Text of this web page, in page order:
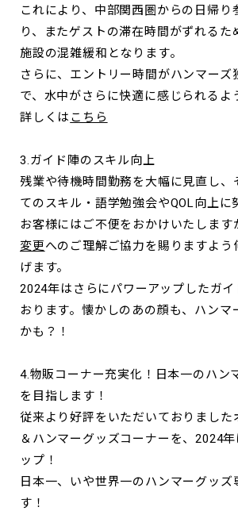
これにより、中部関西圏からの日帰り
り、またゲストの滞在時間がずれるた
施設の混雑緩和となります。
さらに、エントリー時間がハンマーズ
で、水中がさらに快適に感じられるよ
詳しくは こちら
3.ガイド陣のスキル向上
残業や待機時間勤務を大幅に見直し、
てのスキル・語学勉強会やQOL向上に
お客様にはご不便をおかけいたします
変更へのご理解ご協力を賜りますよう
げます。
2024年はさらにパワーアップしたガ
おります。懐かしのあの顔も、ハンマ
かも？！
4.物販コーナー充実化！日本一のハン
を目指します！
従来より好評をいただいておりました
＆ハンマーグッズコーナーを、2024
ップ！
日本一、いや世界一のハンマーグッズ
す！